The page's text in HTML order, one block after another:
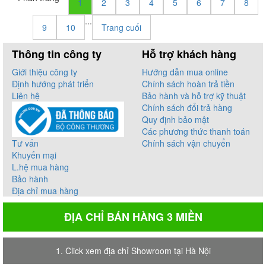
1 2 3 4 5 6 7 8
9 10
...
Trang cuối
Thông tin công ty
Giới thiệu công ty
Định hướng phát triển
Liên hệ
Tư vấn
Khuyến mại
L.hệ mua hàng
Bảo hành
Địa chỉ mua hàng
Hỗ trợ khách hàng
Hướng dẫn mua online
Chính sách hoàn trả tiền
Bảo hành và hỗ trợ kỹ thuật
Chính sách đổi trả hàng
Quy định bảo mật
Các phương thức thanh toán
Chính sách vận chuyển
ĐỊA CHỈ BÁN HÀNG 3 MIỀN
1. Click xem địa chỉ Showroom tại Hà Nội